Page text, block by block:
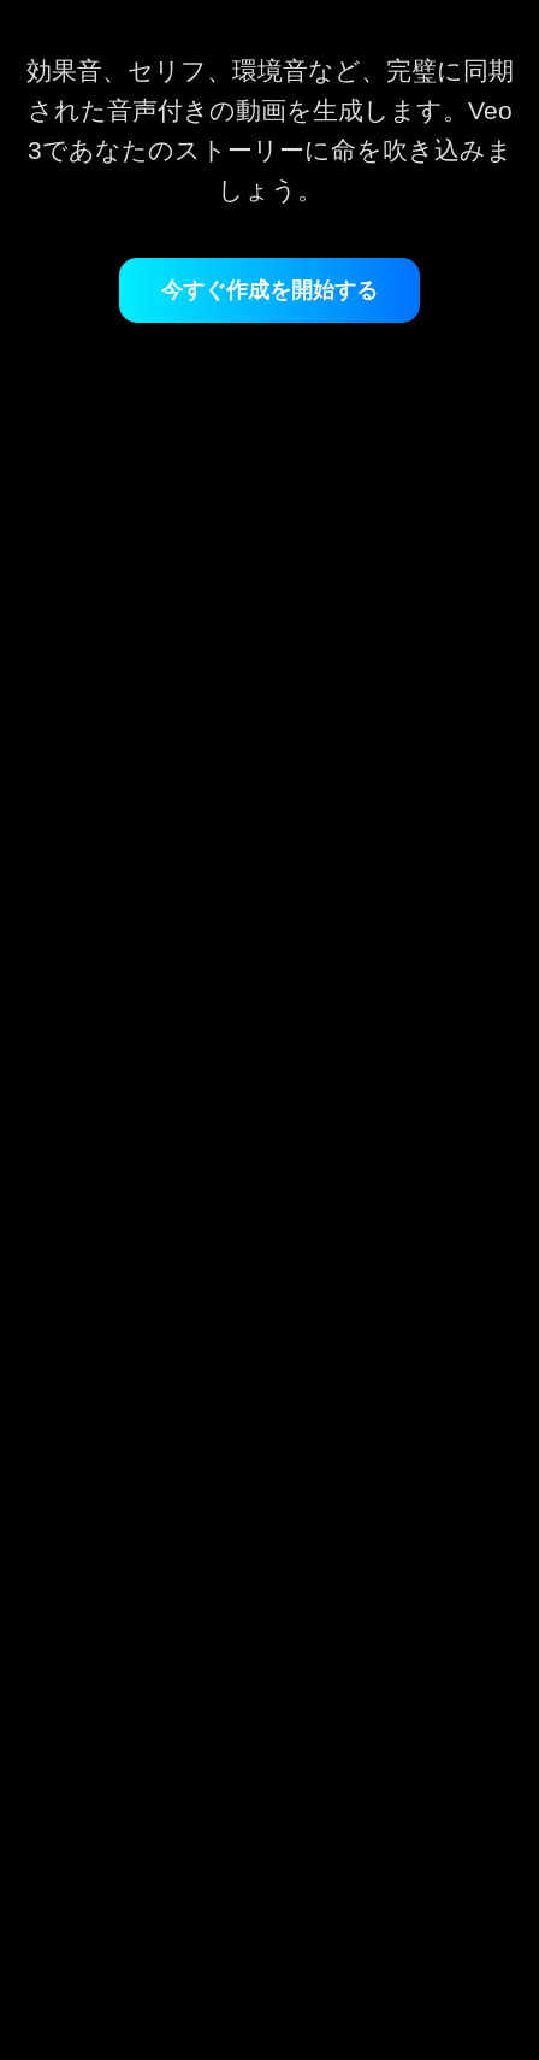
効果音、セリフ、環境音など、完璧に同期
された音声付きの動画を生成します。Veo
3であなたのストーリーに命を吹き込みま
しょう。
今すぐ作成を開始する